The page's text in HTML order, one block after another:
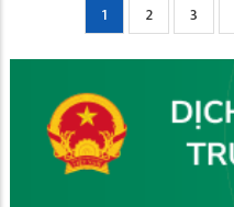
PaginationCurrent
page
1 Page
2 Page
3